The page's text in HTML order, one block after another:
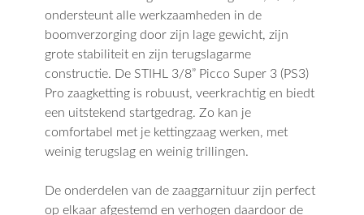
ondersteunt alle werkzaamheden in de
boomverzorging door zijn lage gewicht, zijn
grote stabiliteit en zijn terugslagarme
constructie. De STIHL 3/8” Picco Super 3 (PS3)
Pro zaagketting is robuust, veerkrachtig en biedt
een uitstekend startgedrag. Zo kan je
comfortabel met je kettingzaag werken, met
weinig terugslag en weinig trillingen.
De onderdelen van de zaaggarnituur zijn perfect
op elkaar afgestemd en verhogen daardoor de